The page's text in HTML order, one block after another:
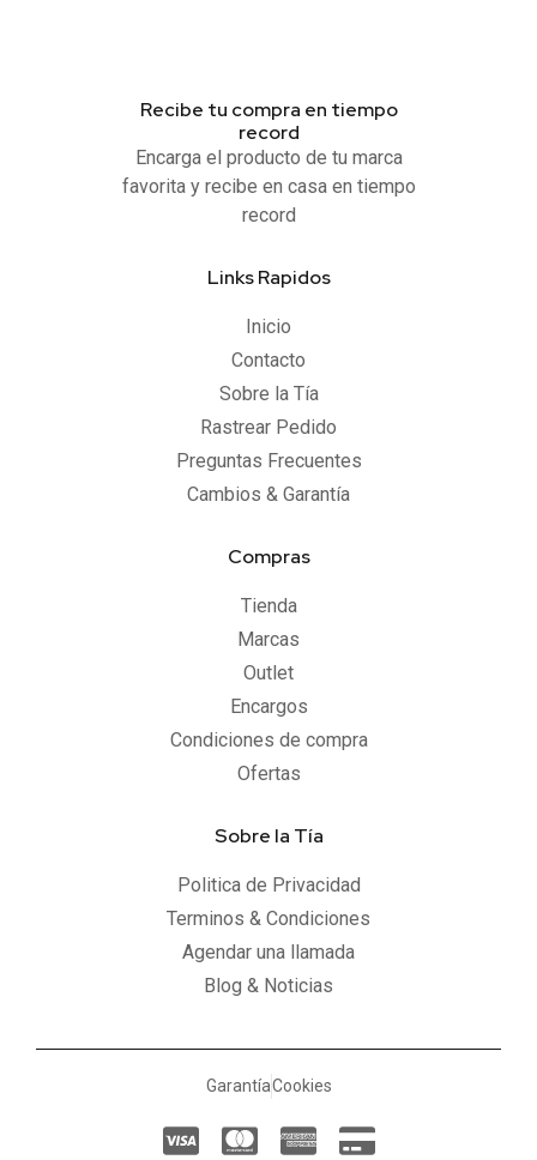
Recibe tu compra en tiempo
record
Encarga el producto de tu marca
favorita y recibe en casa en tiempo
record
Links Rapidos
Inicio
Contacto
Sobre la Tía
Rastrear Pedido
Preguntas Frecuentes
Cambios & Garantía
Compras
Tienda
Marcas
Outlet
Encargos
Condiciones de compra
Ofertas
Sobre la Tía
Politica de Privacidad
Terminos & Condiciones
Agendar una llamada
Blog & Noticias
GarantíaCookies